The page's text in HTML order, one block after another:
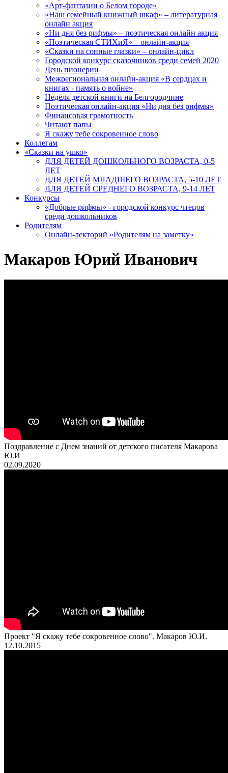
«Арт-фантазии о Белом городе»
«Наш семейный книжный шкаф» – литературная
онлайн акция
«Ни дня без рифмы» – поэтическая онлайн акция
«Поэтическая СТИХиЯ» – онлайн-акция
«Сказки на сонные глазки» – онлайн-цикл
Городской конкурс сказочников среди семей 2020
День пионерии
Межрегиональная онлайн-акция «В сердцах и
книгах - память о войне»
Неделя детской книги на Белгородчине
Поэтическая онлайн-акция «Ни дня без рифмы»
Финансовая грамотность
Читают папы
Я скажу тебе сокровенное слово
Коллегам
«Сказки на ушко»
ДЛЯ ДЕТЕЙ ДОШКОЛЬНОГО ВОЗРАСТА, 0-5
ЛЕТ
ДЛЯ ДЕТЕЙ МЛАДШЕГО ВОЗРАСТА, 5-10 ЛЕТ
ДЛЯ ДЕТЕЙ СРЕДНЕГО ВОЗРАСТА, 9-14 ЛЕТ
Конкурсы
«Добрые рифмы» - городской конкурс чтецов
среди дошкольников
Родителям
Онлайн-лекторий «Родителям на заметку»
Макаров Юрий Иванович
Поздравление с Днем знаний от детского писателя Макарова
Ю.И
02.09.2020
Проект "Я скажу тебе сокровенное слово". Макаров Ю.И.
12.10.2015